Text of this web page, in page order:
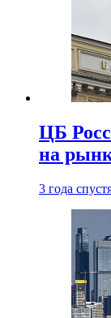
ЦБ
на
3 года